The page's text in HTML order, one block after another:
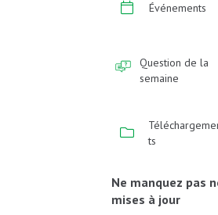
Événements
Question de la
semaine
ts
Ne manquez pas
mises à jour